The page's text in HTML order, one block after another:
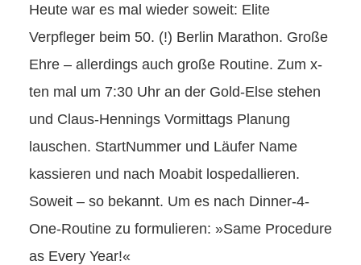
Heute war es mal wieder soweit: Elite
Verpfleger beim 50. (!) Berlin Marathon. Große
Ehre – allerdings auch große Routine. Zum x-
ten mal um 7:30 Uhr an der Gold-Else stehen
und Claus-Hennings Vormittags Planung
lauschen. StartNummer und Läufer Name
kassieren und nach Moabit lospedallieren.
Soweit – so bekannt. Um es nach Dinner-4-
One-Routine zu formulieren: »Same Procedure
as Every Year!«